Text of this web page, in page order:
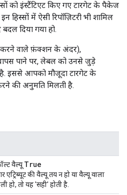
को इंस्टैंटिएट किए गए टारगेट के पैकेज
हिस्सों में ऐसी रिपॉज़िटरी भी शामिल
दिया गया हो.
वाले फ़ंक्शन के अंदर),
पाने पर, लेबल को उनसे जुड़े
इससे आपको मौजूदा टारगेट के
की अनुमति मिलती है.
वैल्यू True
एट्रिब्यूट की वैल्यू तय न हो या वैल्यू वाला
हो, तो यह 'सही' होती है.